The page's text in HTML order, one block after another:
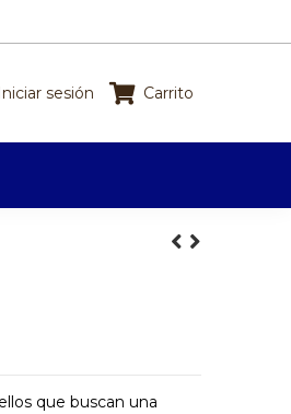
Iniciar sesión Carrito
que buscan una